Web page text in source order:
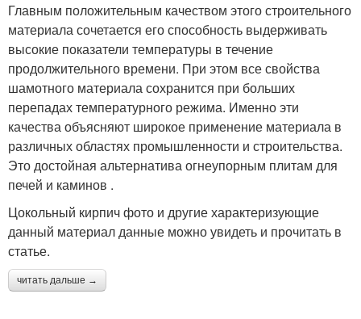
Главным положительным качеством этого строительного
материала сочетается его способность выдерживать
высокие показатели температуры в течение
продолжительного времени. При этом все свойства
шамотного материала сохранится при больших
перепадах температурного режима. Именно эти
качества объясняют широкое применение материала в
различных областях промышленности и строительства.
Это достойная альтернатива огнеупорным плитам для
печей и каминов .
Цокольный кирпич фото и другие характеризующие
данный материал данные можно увидеть и прочитать в
статье.
читать дальше →